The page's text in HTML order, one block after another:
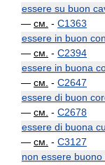
essere su buon
— см. - C1363
essere in buon
— см. - C2394
essere in buona
— см. - C2647
essere di buon
— см. - C2678
essere di buona
— см. - C3127
non essere